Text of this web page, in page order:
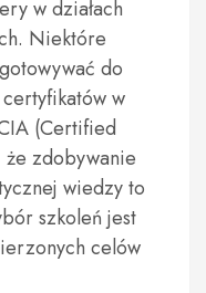
w działach
Niektóre
do
w
(Certified
że zdobywanie
wiedzy to
szkoleń jest
celów